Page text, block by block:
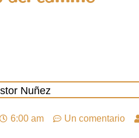
Nuñez
6:00 am Un comentario